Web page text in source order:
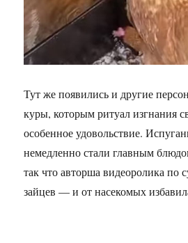
Тут же появились и другие
куры, которым ритуал изгнания
особенное удовольствие.
немедленно стали главным
так что авторша видеоролика по
зайцев — и от насекомых